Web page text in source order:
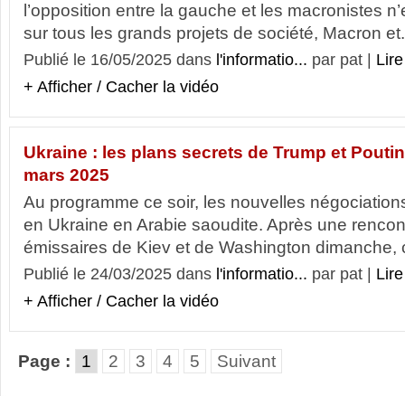
l’opposition entre la gauche et les macronistes
sur tous les grands projets de société, Macron
Publié le 16/05/2025 dans l'informatio... par pat |
+ Afficher / Cacher la vidéo
Ukraine : les plans secrets de Trump et
mars 2025
Au programme ce soir, les nouvelles
en Ukraine en Arabie saoudite. Après une
émissaires de Kiev et de Washington dimanche,
Publié le 24/03/2025 dans l'informatio... par pat |
+ Afficher / Cacher la vidéo
Page : 1 2 3 4 5 Suivant